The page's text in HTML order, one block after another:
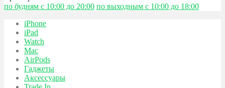
по будням с 10:00 до 20:00 по выходным с 10:00 до 18:00
iPhone
iPad
Watch
Mac
AirPods
Гаджеты
Аксессуары